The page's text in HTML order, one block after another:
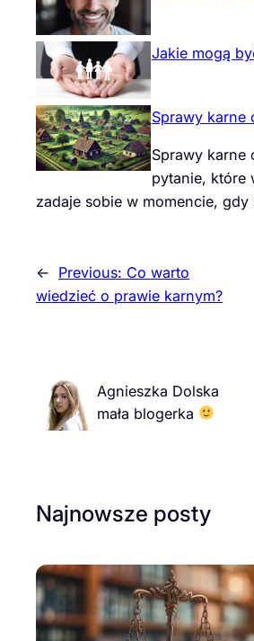
Jakie mogą
Sprawy karne
Sprawy karne
pytanie, które
zadaje sobie w momencie,
← Previous: Co warto
wiedzieć o prawie karnym?
Agnieszka Dolska
mała blogerka
Najnowsze posty